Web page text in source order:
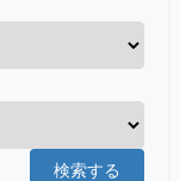
検索する